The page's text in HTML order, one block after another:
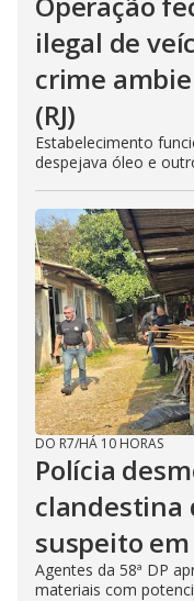
ilegal de
crime
(RJ)
Estabelecimento
despejava óleo e
DO R7/HÁ 10 HORAS
Polícia
clandestina
suspeito em
Agentes da 58ª DP
materiais com